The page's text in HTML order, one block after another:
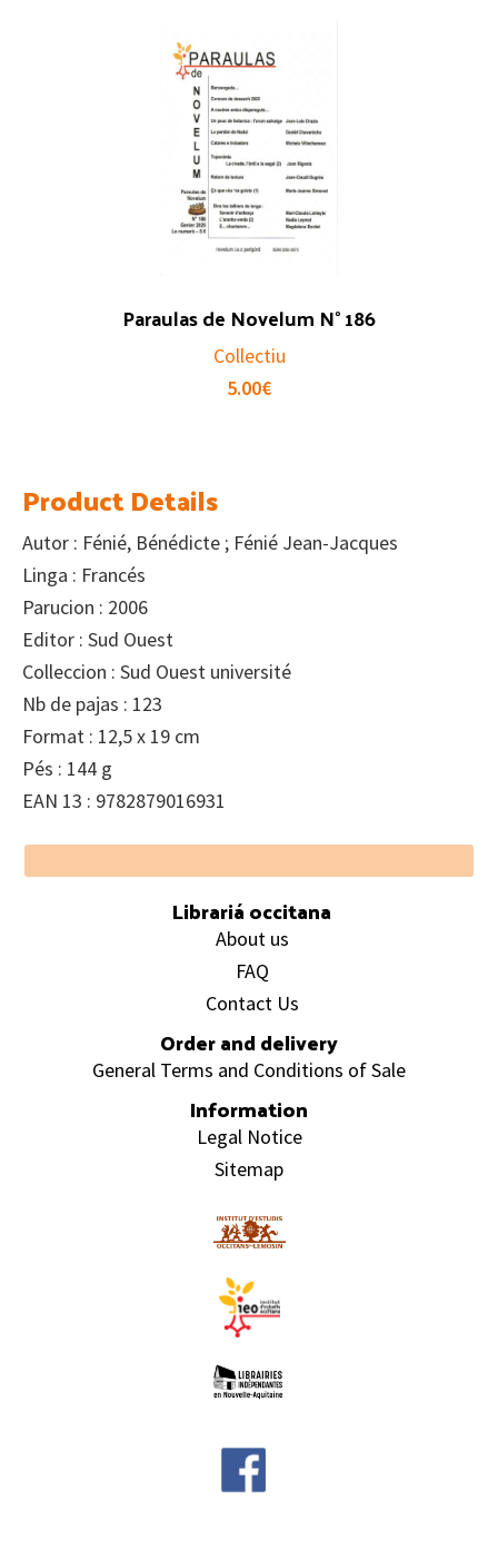
Paraulas de Novelum N° 186
Collectiu
5.00€
Product Details
Autor : Fénié, Bénédicte ; Fénié Jean-Jacques
Linga : Francés
Parucion : 2006
Editor : Sud Ouest
Colleccion : Sud Ouest université
Nb de pajas : 123
Format : 12,5 x 19 cm
Pés : 144 g
EAN 13 : 9782879016931
Footer
Librariá occitana
About us
FAQ
Contact Us
Order and delivery
General Terms and Conditions of Sale
Information
Legal Notice
Sitemap